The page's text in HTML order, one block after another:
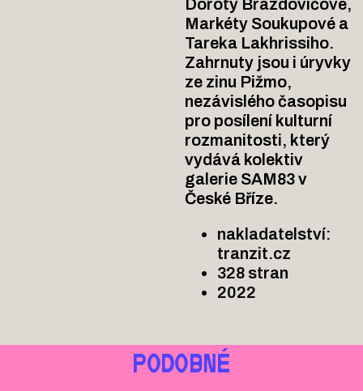
Doroty Brázdovičové,
Markéty Soukupové a
Tareka Lakhrissiho.
Zahrnuty jsou i úryvky
ze zinu Pižmo,
nezávislého časopisu
pro posílení kulturní
rozmanitosti, který
vydává kolektiv
galerie SAM83 v
České Bříze.
nakladatelství:
tranzit.cz
328 stran
2022
PODOBNÉ